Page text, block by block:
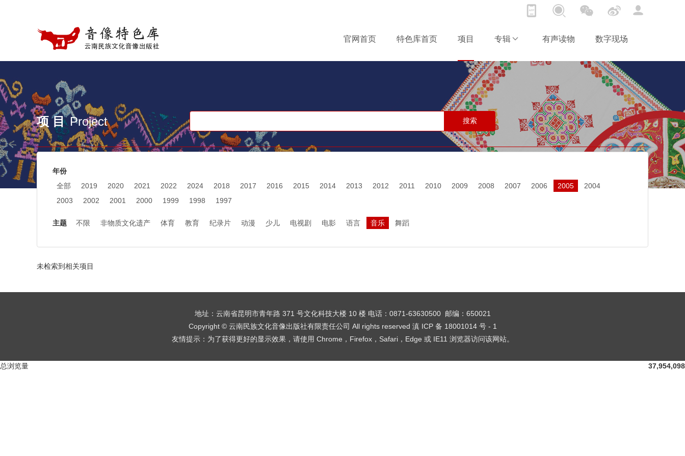
官网首页 特色库首页 项目 专辑 有声读物 数字现场
项 目
年份
全部
2019 2020 2021 2022 2024 2018 2017 2016 2015 2014 2013 2012 2011 2010 2009 2008 2007 2006 2005
2004
2003
2002 2001 2000 1999 1998 1997
主题 不限 非物质文化遗产 体育 教育 纪录片 动漫 少儿 电视剧 电影 语言 音乐 舞蹈
未检索到相关项目
地址：云南省昆明市青年路 371 号文化科技大楼 10 楼 电话：0871-63630500 邮编：650021
Copyright © 云南民族文化音像出版社有限责任公司 All rights reserved 滇 ICP 备 18001014 号 - 1
友情提示：为了获得更好的显示效果，请使用 Chrome，Firefox，Safari，Edge 或 IE11 浏览器访问该网站。
总浏览量 37,954,098